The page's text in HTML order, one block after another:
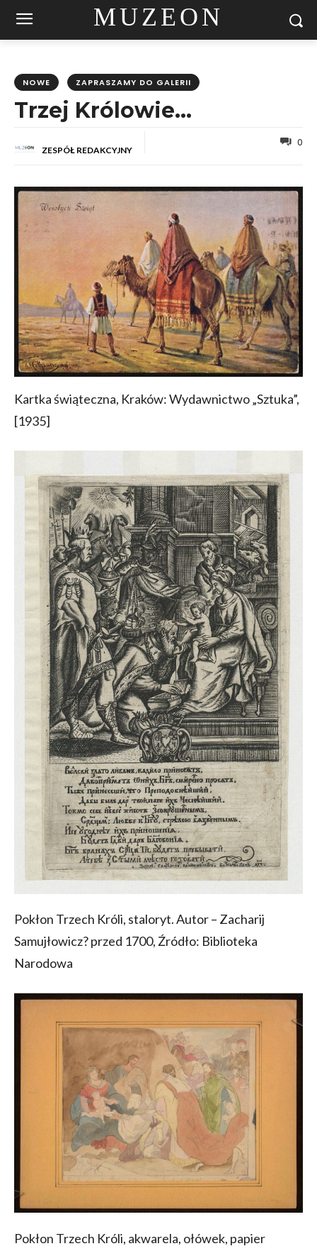
MUZEON
NOWE ZAPRASZAMY DO GALERII
Trzej Królowie…
ZESPÓŁ REDAKCYJNY
0
Kartka świąteczna, Kraków: Wydawnictwo „Sztuka”,
[1935]
Pokłon Trzech Króli, staloryt. Autor – Zacharij
Samujłowicz? przed 1700, Źródło: Biblioteka
Narodowa
Pokłon Trzech Króli, akwarela, ołówek, papier